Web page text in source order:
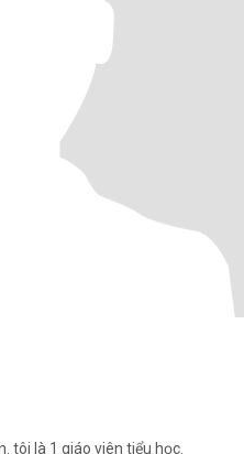
tôi là 1 giáo viên tiểu học.